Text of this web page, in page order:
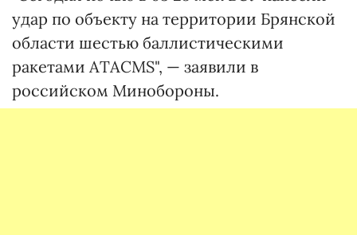
удар по объекту на территории Брянской
области шестью баллистическими
ракетами ATACMS", — заявили в
российском Минобороны.